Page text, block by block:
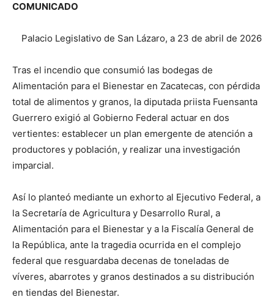
COMUNICADO
Palacio Legislativo de San Lázaro, a 23 de abril de 2026
Tras el incendio que consumió las bodegas de
Alimentación para el Bienestar en Zacatecas, con pérdida
total de alimentos y granos, la diputada priista Fuensanta
Guerrero exigió al Gobierno Federal actuar en dos
vertientes: establecer un plan emergente de atención a
productores y población, y realizar una investigación
imparcial.
Así lo planteó mediante un exhorto al Ejecutivo Federal, a
la Secretaría de Agricultura y Desarrollo Rural, a
Alimentación para el Bienestar y a la Fiscalía General de
la República, ante la tragedia ocurrida en el complejo
federal que resguardaba decenas de toneladas de
víveres, abarrotes y granos destinados a su distribución
en tiendas del Bienestar.